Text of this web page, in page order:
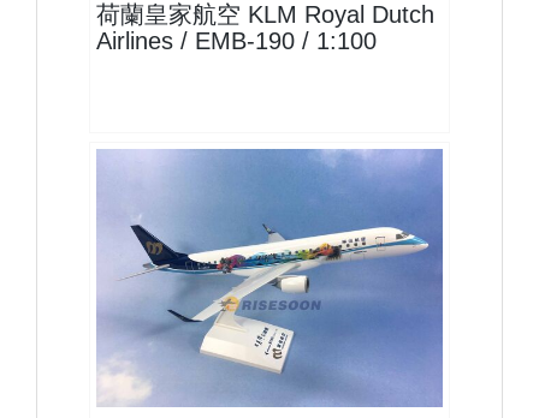
荷蘭皇家航空 KLM Royal Dutch
Airlines / EMB-190 / 1:100
MDA10EM19P03 $1600